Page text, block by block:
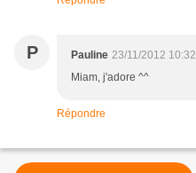
P Pauline 23/11/2012 10:32
Miam, j'adore ^^
Répondre